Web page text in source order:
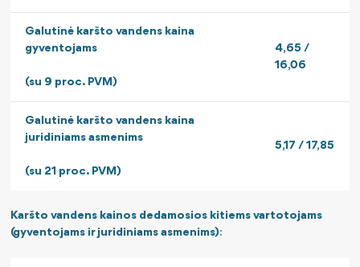
Galutinė karšto vandens kaina
gyventojams
(su 9 proc. PVM)
4,65 /
16,06
Galutinė karšto vandens kaina
juridiniams asmenims
(su 21 proc. PVM)
5,17 / 17,85
Karšto vandens kainos dedamosios kitiems vartotojams
(gyventojams ir juridiniams asmenims):